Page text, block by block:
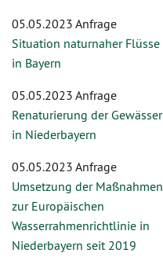
05.05.2023 Anfrage
Situation naturnaher Flüsse
in Bayern
05.05.2023 Anfrage
Renaturierung der Gewässer
in Niederbayern
05.05.2023 Anfrage
Umsetzung der Maßnahmen
zur Europäischen
Wasserrahmenrichtlinie in
Niederbayern seit 2019